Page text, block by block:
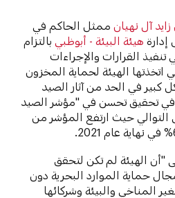
آل نهيانممثل الحاكم في
هيئة البيئة - أبوظبي بالتزام
القرارات والإجراءات
اتخذتها الهيئة لحماية المخزون
في الحد من آثار الصيد
وفي تحقيق تحسن في "مؤشر الصيد
التوالي حيث ارتفع المؤشر من
"أن الهيئة لم تكن لتحقق
حماية الموارد البحرية دون
المناخي والبيئة وشركائها